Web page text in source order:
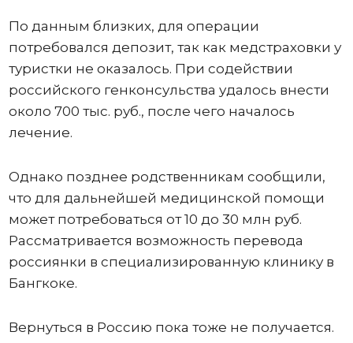
По данным близких, для операции
потребовался депозит, так как медстраховки у
туристки не оказалось. При содействии
российского генконсульства удалось внести
около 700 тыс. руб., после чего началось
лечение.
Однако позднее родственникам сообщили,
что для дальнейшей медицинской помощи
может потребоваться от 10 до 30 млн руб.
Рассматривается возможность перевода
россиянки в специализированную клинику в
Бангкоке.
Вернуться в Россию пока тоже не получается.